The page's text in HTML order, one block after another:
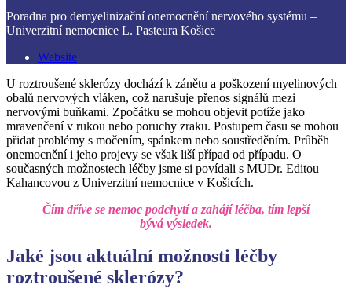
Poradna pro demyelinizační onemocnění nervového systému –
Univerzitní nemocnice L. Pasteura Košice
Website
U roztroušené sklerózy dochází k zánětu a poškození myelinových
obalů nervových vláken, což narušuje přenos signálů mezi
nervovými buňkami. Zpočátku se mohou objevit potíže jako
mravenčení v rukou nebo poruchy zraku. Postupem času se mohou
přidat problémy s močením, spánkem nebo soustředěním. Průběh
onemocnění i jeho projevy se však liší případ od případu. O
současných možnostech léčby jsme si povídali s MUDr. Editou
Kahancovou z Univerzitní nemocnice v Košicích.
Čím dříve se nemoc podchytí a zahájí léčba, tím lepší
bývá výsledek.
Jaké jsou aktuální možnosti léčby
roztroušené sklerózy?